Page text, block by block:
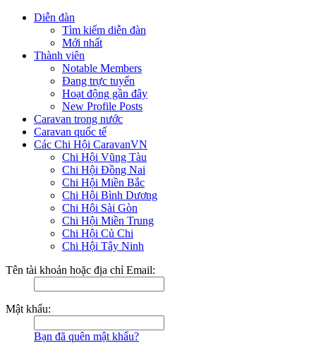
Diễn đàn
Tìm kiếm diễn đàn
Mới nhất
Thành viên
Notable Members
Đang trực tuyến
Hoạt động gần đây
New Profile Posts
Caravan trong nước
Caravan quốc tế
Các Chi Hội CaravanVN
Chi Hội Vũng Tàu
Chi Hội Đồng Nai
Chi Hội Miền Bắc
Chi Hội Bình Dương
Chi Hội Sài Gòn
Chi Hội Miền Trung
Chi Hội Củ Chi
Chi Hội Tây Ninh
Tên tài khoản hoặc địa chỉ Email:
Mật khẩu:
Bạn đã quên mật khẩu?